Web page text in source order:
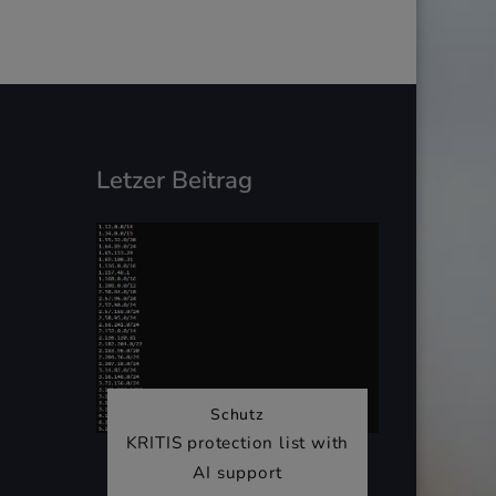
Letzer Beitrag
Schutz
KRITIS protection list with
AI support